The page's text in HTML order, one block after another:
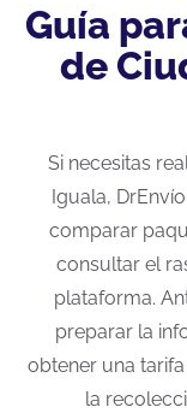
Guía
de
Si necesitas
Iguala,
comparar
consultar el
plataforma.
preparar la
obtener una
la